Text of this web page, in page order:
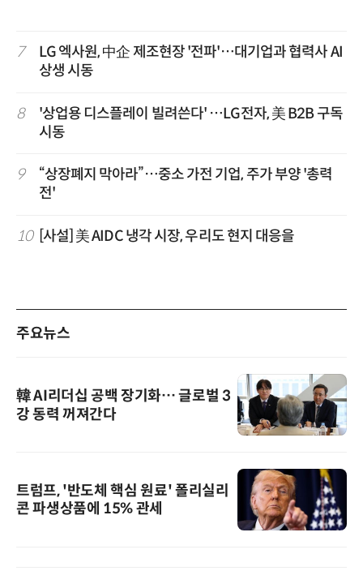
7
LG 엑사원, 中企 제조현장 '전파'…대기업과 협력사 AI
상생 시동
8
'상업용 디스플레이 빌려쓴다' …LG전자, 美 B2B 구독
시동
9
“상장폐지 막아라”…중소 가전 기업, 주가 부양 '총력
전'
10 [사설] 美 AIDC 냉각 시장, 우리도 현지 대응을
주요뉴스
韓 AI리더십 공백 장기화… 글로벌 3
강 동력 꺼져간다
트럼프, '반도체 핵심 원료' 폴리실리
콘 파생상품에 15% 관세